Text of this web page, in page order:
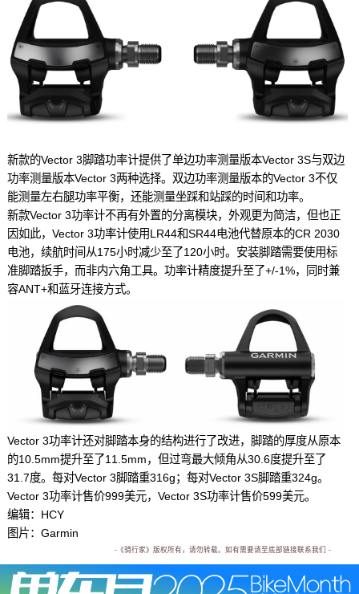
新款的Vector 3脚踏功率计提供了单边功率测量版本Vector 3S与双边
功率测量版本Vector 3两种选择。双边功率测量版本的Vector 3不仅
能测量左右腿功率平衡，还能测量坐踩和站踩的时间和功率。
新款Vector 3功率计不再有外置的分离模块，外观更为简洁，但也正
因如此，Vector 3功率计使用LR44和SR44电池代替原本的CR 2030
电池，续航时间从175小时减少至了120小时。安装脚踏需要使用标
准脚踏扳手，而非内六角工具。功率计精度提升至了+/-1%，同时兼
容ANT+和蓝牙连接方式。
Vector 3功率计还对脚踏本身的结构进行了改进，脚踏的厚度从原本
的10.5mm提升至了11.5mm，但过弯最大倾角从30.6度提升至了
31.7度。每对Vector 3脚踏重316g；每对Vector 3S脚踏重324g。
Vector 3功率计售价999美元，Vector 3S功率计售价599美元。
编辑：HCY
图片：Garmin
-《骑行家》版权所有，请勿转载。如有需要请至底部链接联系我们 -